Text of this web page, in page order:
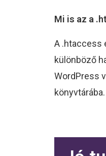
Mi is az a
A .htaccess
különböző
WordPress